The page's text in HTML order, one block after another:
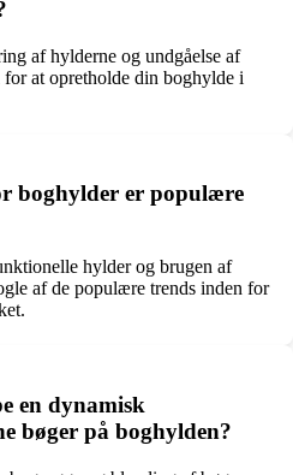
af hylderne og undgåelse af
at opretholde din boghylde i
boghylder er populære
hylder og brugen af
af de populære trends inden for
en dynamisk
bøger på boghylden?